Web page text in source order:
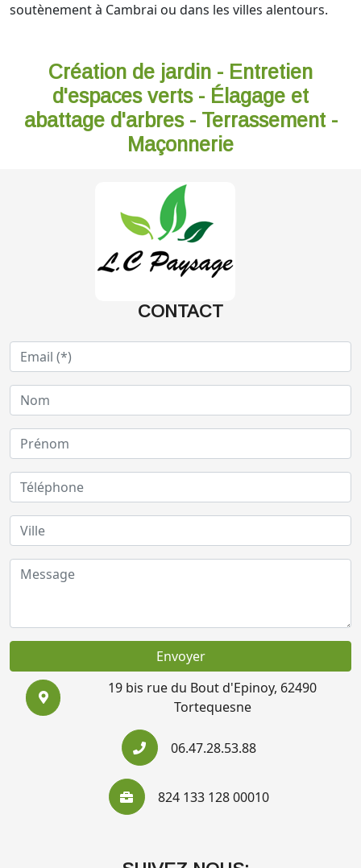
soutènement à Cambrai ou dans les villes alentours.
Création de jardin - Entretien
d'espaces verts - Élagage et
abattage d'arbres - Terrassement -
Maçonnerie
CONTACT
Envoyer
19 bis rue du Bout d'Epinoy, 62490
Tortequesne
06.47.28.53.88
824 133 128 00010